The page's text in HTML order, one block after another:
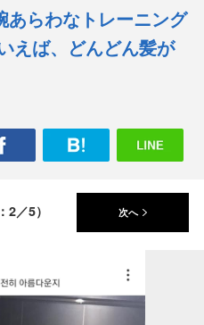
t
e
らわなトレーニング
えば、どんどん髪が
2／5） 次へ